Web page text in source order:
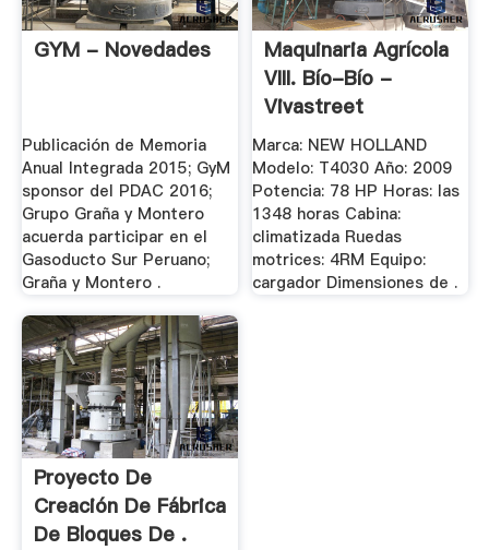
GYM - Novedades
Publicación de Memoria
Anual Integrada 2015; GyM
sponsor del PDAC 2016;
Grupo Graña y Montero
acuerda participar en el
Gasoducto Sur Peruano;
Graña y Montero .
Maquinaria Agrícola
VIII. Bío-Bío -
Vivastreet
Marca: NEW HOLLAND
Modelo: T4030 Año: 2009
Potencia: 78 HP Horas: las
1348 horas Cabina:
climatizada Ruedas
motrices: 4RM Equipo:
cargador Dimensiones de .
Proyecto De
Creación De Fábrica
De Bloques De .